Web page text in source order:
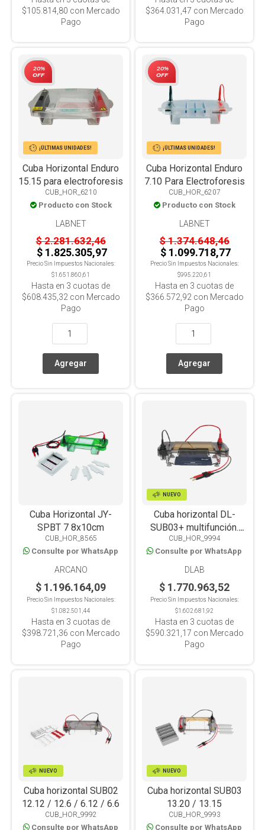
$105.814,80 con Mercado
Pago
$364.031,47 con Mercado
Pago
¡ÚLTIMAS UNIDADES!
20%
OFF
Cuba Horizontal Enduro
15.15 para electroforesis
CUB_HOR_6210
Producto con Stock
LABNET
$ 2.281.632,46
$ 1.825.305,97
Precio Sin Impuestos Nacionales:
$1.651.860,61
Hasta en 3 cuotas de
$608.435,32 con Mercado
Pago
¡ÚLTIMAS UNIDADES!
20%
OFF
Cuba Horizontal Enduro
7.10 Para Electroforesis
CUB_HOR_6207
Producto con Stock
LABNET
$ 1.374.648,46
$ 1.099.718,77
Precio Sin Impuestos Nacionales:
$995.220,61
Hasta en 3 cuotas de
$366.572,92 con Mercado
Pago
Cuba Horizontal JY-
SPBT 7 8x10cm
CUB_HOR_8565
Consulte por WhatsApp
ARCANO
$ 1.196.164,09
Precio Sin Impuestos Nacionales:
$1.082.501,44
Hasta en 3 cuotas de
$398.721,36 con Mercado
Pago
NUEVO
Cuba horizontal DL-
SUB03+ multifunción.
Transiluminador
integrado con luz azul
CUB_HOR_9994
Consulte por WhatsApp
DLAB
$ 1.770.963,52
Precio Sin Impuestos Nacionales:
$1.602.681,92
Hasta en 3 cuotas de
$590.321,17 con Mercado
Pago
NUEVO
Cuba horizontal SUB02
12.12 / 12.6 / 6.12 / 6.6
CUB_HOR_9992
Consulte por WhatsApp
NUEVO
Cuba horizontal SUB03
13.20 / 13.15
CUB_HOR_9993
Consulte por WhatsApp